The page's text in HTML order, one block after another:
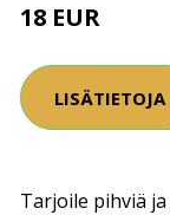
18 EUR
LISÄTIETOJA
Tarjoile pihviä